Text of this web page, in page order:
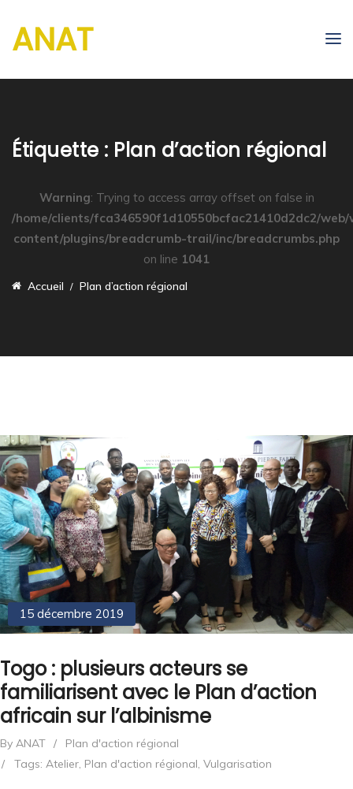
ANAT
Étiquette : Plan d’action régional
Warning: Trying to access array offset on false in
/home/clients/fca346590f1d10550bcfac21410d2dc2/
content/plugins/breadcrumb-trail/inc/breadcrumbs.php
on line 1041
Accueil Plan d’action régional
15 décembre 2019
Togo : plusieurs acteurs se
familiarisent avec le Plan d’action
africain sur l’albinisme
By ANAT /
Plan d'action régional
/
Tags: Atelier, Plan d'action régional, Vulgarisation